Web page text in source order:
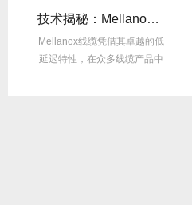
技术揭秘：Mellanox线缆低延迟背后的“信号优化”黑科技！
Mellanox线缆凭借其卓越的低
延迟特性，在众多线缆产品中